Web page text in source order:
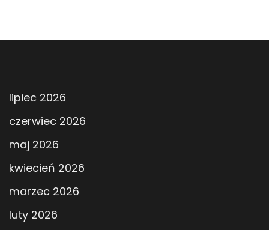
lipiec 2026
czerwiec 2026
maj 2026
kwiecień 2026
marzec 2026
luty 2026